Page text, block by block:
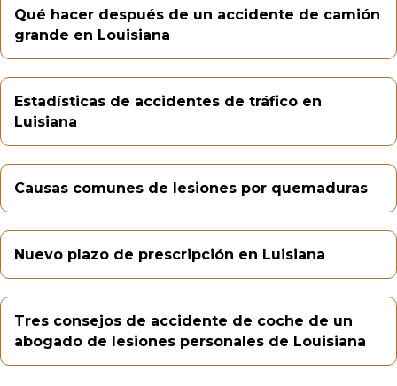
Qué hacer después de un accidente de camión
grande en Louisiana
Estadísticas de accidentes de tráfico en
Luisiana
Causas comunes de lesiones por quemaduras
Nuevo plazo de prescripción en Luisiana
Tres consejos de accidente de coche de un
abogado de lesiones personales de Louisiana